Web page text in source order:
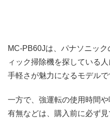
MC-PB60Jは、パナソニッ
ィック掃除機を探している
手軽さが魅力になるモデルで
一方で、強運転の使用時間
有無などは、購入前に必ず見